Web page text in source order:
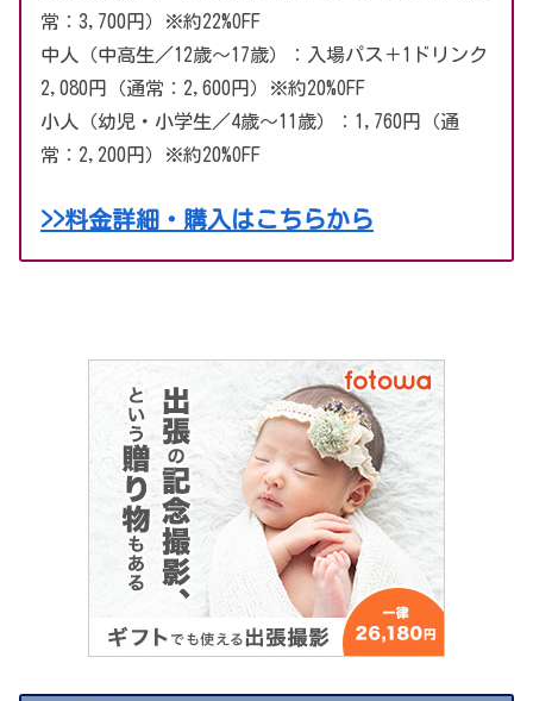
常：3,700円）※約22%OFF
中人（中高生／12歳〜17歳）：入場パス＋1ドリンク
2,080円（通常：2,600円）※約20%OFF
小人（幼児・小学生／4歳〜11歳）：1,760円（通
常：2,200円）※約20%OFF
>>料金詳細・購入はこちらから